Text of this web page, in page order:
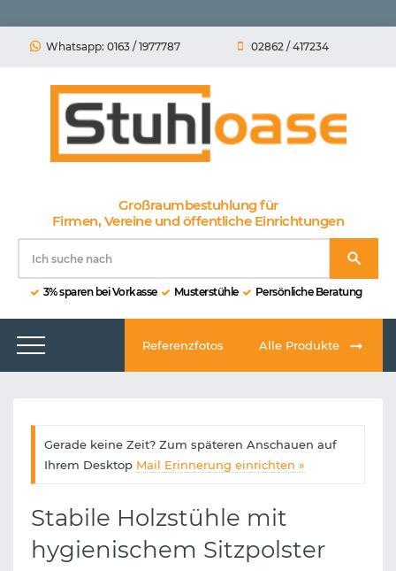
Whatsapp: 0163 / 1977787 02862 / 417234
Großraumbestuhlung für
Firmen, Vereine und öffentliche Einrichtungen
3% sparen bei Vorkasse Musterstühle Persönliche Beratung
Referenzfotos Alle Produkte
Gerade keine Zeit? Zum späteren Anschauen auf
Ihrem Desktop Mail Erinnerung einrichten »
Stabile Holzstühle mit
hygienischem Sitzpolster